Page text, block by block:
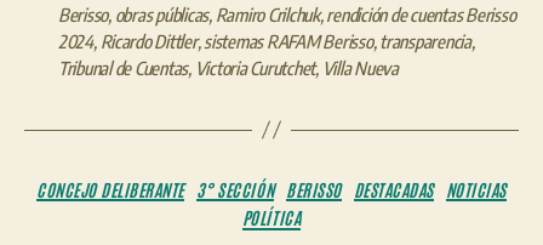
Berisso, obras públicas, Ramiro Crilchuk, rendición de cuentas Berisso
2024, Ricardo Dittler, sistemas RAFAM Berisso, transparencia,
Tribunal de Cuentas, Victoria Curutchet, Villa Nueva
Categorías
CONCEJO DELIBERANTE 3° SECCIÓN BERISSO DESTACADAS
NOTICIAS
POLÍTICA